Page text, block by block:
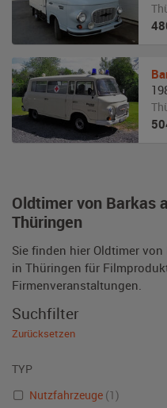
Oldtimer von Barkas
Thüringen
Sie finden hier Oldtimer
in Thüringen für
Firmenveranstaltungen.
Suchfilter
Zurücksetzen
TYP
Nutzfahrzeuge (1)